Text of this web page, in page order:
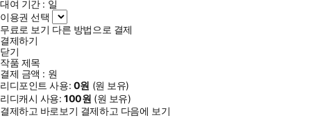
대여 기간 : 일
이용권 선택
무료로 보기 다른 방법으로 결제
결제하기
닫기
작품 제목
결제 금액 : 원
리디포인트 사용: 0원 (원 보유)
리디캐시 사용:100원 (원 보유)
결제하고 바로보기 결제하고 다음에 보기